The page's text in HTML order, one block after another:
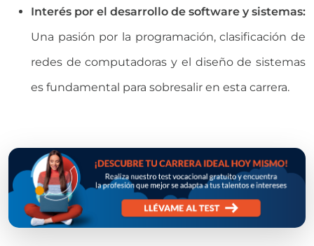
Interés por el desarrollo de software y sistemas:
Una pasión por la programación, clasificación de
redes de computadoras y el diseño de sistemas
es fundamental para sobresalir en esta carrera.